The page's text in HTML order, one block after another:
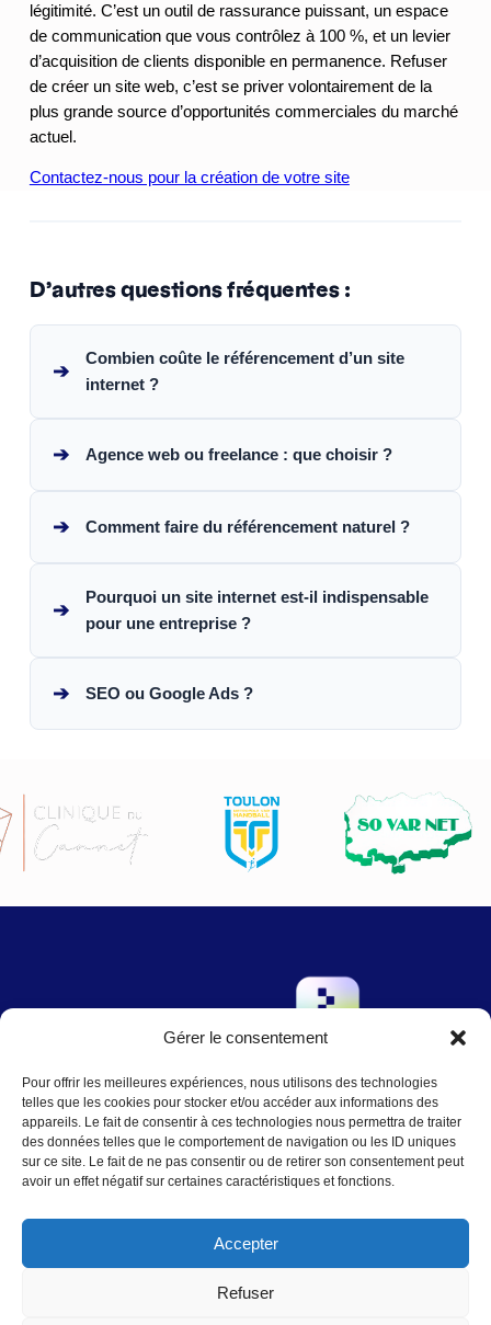
Gérer le consentement
Pour offrir les meilleures expériences, nous utilisons des technologies
telles que les cookies pour stocker et/ou accéder aux informations des
appareils. Le fait de consentir à ces technologies nous permettra de traiter
des données telles que le comportement de navigation ou les ID uniques
sur ce site. Le fait de ne pas consentir ou de retirer son consentement peut
avoir un effet négatif sur certaines caractéristiques et fonctions.
Accepter
Refuser
légitimité. C’est un outil de rassurance puissant, un espace
de communication que vous contrôlez à 100 %, et un levier
d’acquisition de clients disponible en permanence. Refuser
de créer un site web, c’est se priver volontairement de la
plus grande source d’opportunités commerciales du marché
actuel.
Contactez-nous pour la création de votre site
D’autres questions fréquentes :
➔
Combien coûte le référencement d’un site
internet ?
➔ Agence web ou freelance : que choisir ?
➔ Comment faire du référencement naturel ?
➔
Pourquoi un site internet est-il indispensable
pour une entreprise ?
➔ SEO ou Google Ads ?
Nous écrire→ Contact:
contact@agence-telo.fr
04 22 91 15 66